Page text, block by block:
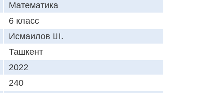
Математика
6 класс
Исмаилов Ш.
Ташкент
2022
240